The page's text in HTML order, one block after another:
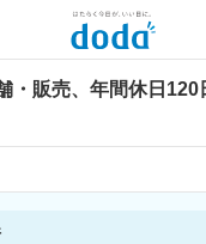
・販売、年間休日120